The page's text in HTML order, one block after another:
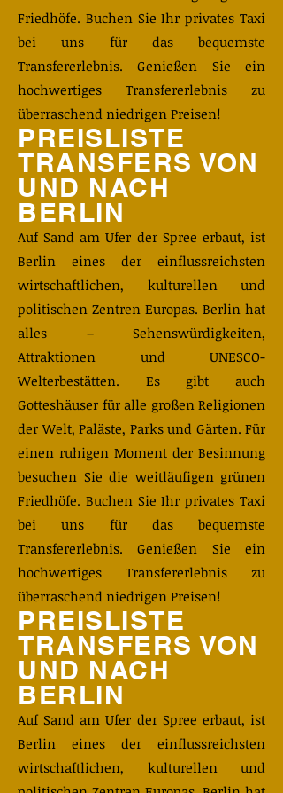
Friedhöfe. Buchen Sie Ihr privates Taxi
bei uns für das bequemste
Transfererlebnis. Genießen Sie ein
hochwertiges Transfererlebnis zu
überraschend niedrigen Preisen!
PREISLISTE
TRANSFERS VON
UND NACH
BERLIN
​Auf Sand am Ufer der Spree erbaut, ist
Berlin eines der einflussreichsten
wirtschaftlichen, kulturellen und
politischen Zentren Europas. Berlin hat
alles – Sehenswürdigkeiten,
Attraktionen und UNESCO-
Welterbestätten. Es gibt auch
Gotteshäuser für alle großen Religionen
der Welt, Paläste, Parks und Gärten. Für
einen ruhigen Moment der Besinnung
besuchen Sie die weitläufigen grünen
Friedhöfe. Buchen Sie Ihr privates Taxi
bei uns für das bequemste
Transfererlebnis. Genießen Sie ein
hochwertiges Transfererlebnis zu
überraschend niedrigen Preisen!
PREISLISTE
TRANSFERS VON
UND NACH
BERLIN
​Auf Sand am Ufer der Spree erbaut, ist
Berlin eines der einflussreichsten
wirtschaftlichen, kulturellen und